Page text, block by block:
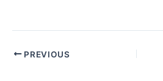
PREVIOUS